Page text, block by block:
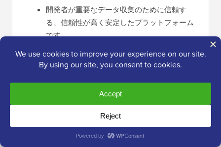
開発者が重要なデータ収集のために信頼す
る、信頼性が高く安定したプラットフォーム
です。
大規模なサードパーティアドオンのエコシス
テムにより拡張可能。
大量のフォームエントリを安全にキャプチャ
および管理するのに優れています。
Gravity Formsのデメリット